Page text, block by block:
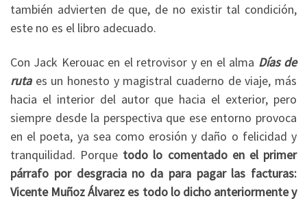
también advierten de que, de no existir tal condición,
este no es el libro adecuado.
Con Jack Kerouac en el retrovisor y en el alma Días de
ruta es un honesto y magistral cuaderno de viaje, más
hacia el interior del autor que hacia el exterior, pero
siempre desde la perspectiva que ese entorno provoca
en el poeta, ya sea como erosión y daño o felicidad y
tranquilidad. Porque todo lo comentado en el primer
párrafo por desgracia no da para pagar las facturas:
Vicente Muñoz Álvarez es todo lo dicho anteriormente y